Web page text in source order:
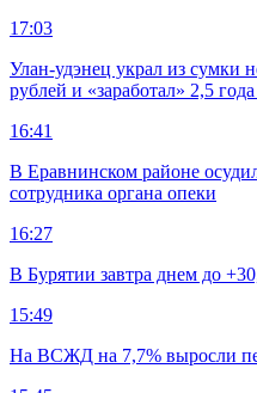
17:03
Улан-удэнец украл из сумки
рублей и «заработал» 2,5
16:41
В Еравнинском районе
сотрудника органа опеки
16:27
В Бурятии завтра днем до
15:49
На ВСЖД на 7,7% выросли